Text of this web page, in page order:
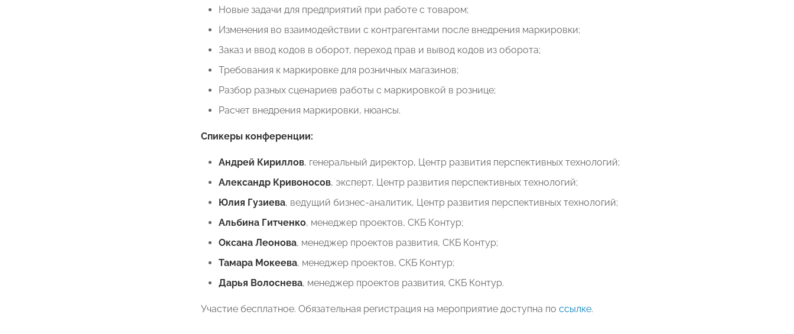
Новые задачи для предприятий при работе с товаром;
Изменения во взаимодействии с контрагентами после внедрения маркировки;
Заказ и ввод кодов в оборот, переход прав и вывод кодов из оборота;
Требования к маркировке для розничных магазинов;
Разбор разных сценариев работы с маркировкой в рознице;
Расчет внедрения маркировки, нюансы.
Спикеры конференции:
Андрей Кириллов, генеральный директор, Центр развития перспективных технологий;
Александр Кривоносов, эксперт, Центр развития перспективных технологий;
Юлия Гузиева, ведущий бизнес-аналитик, Центр развития перспективных технологий;
Альбина Гитченко, менеджер проектов, СКБ Контур;
Оксана Леонова, менеджер проектов развития, СКБ Контур;
Тамара Мокеева, менеджер проектов, СКБ Контур;
Дарья Волоснева, менеджер проектов развития, СКБ Контур.
Участие бесплатное. Обязательная регистрация на мероприятие доступна по ссылке.